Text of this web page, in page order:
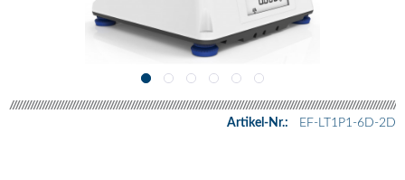
Artikel-Nr.: EF-LT1P1-6D-2D